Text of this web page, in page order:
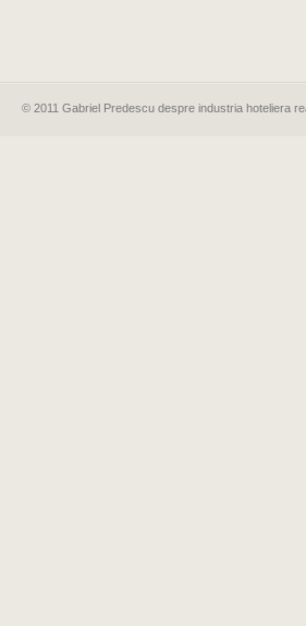
© 2011 Gabriel Predescu despre industria hoteliera